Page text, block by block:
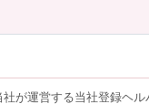
が運営する当社登録ヘ